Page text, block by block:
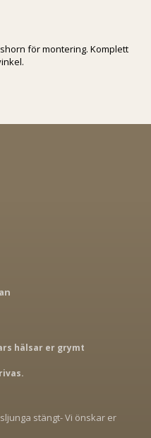
för montering. Komplett
hälsar er grymt
stängt- Vi önskar er